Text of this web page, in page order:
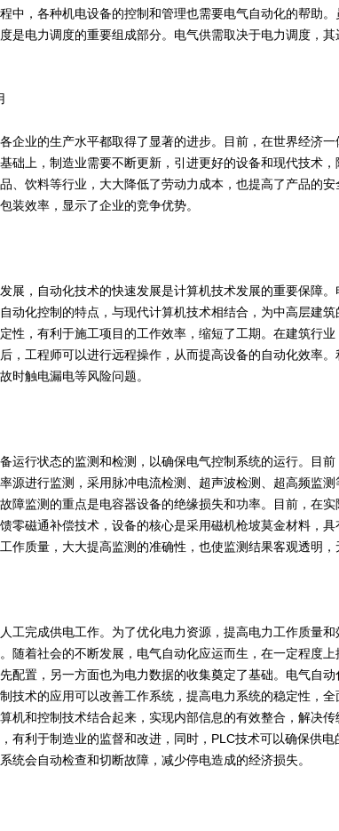
中，各种机电设备的控制和管理也需要电气自动化的帮助
是电力调度的重要组成部分。电气供需取决于电力调度，
企业的生产水平都取得了显著的进步。目前，在世界经济
础上，制造业需要不断更新，引进更好的设备和现代技术
、饮料等行业，大大降低了劳动力成本，也提高了产品的
装效率，显示了企业的竞争优势。
展，自动化技术的快速发展是计算机技术发展的重要保障
动化控制的特点，与现代计算机技术相结合，为中高层建
性，有利于施工项目的工作效率，缩短了工期。在建筑行
，工程师可以进行远程操作，从而提高设备的自动化效率
时触电漏电等风险问题。
运行状态的监测和检测，以确保电气控制系统的运行。目
源进行监测，采用脉冲电流检测、超声波检测、超高频监
障监测的重点是电容器设备的绝缘损失和功率。目前，在
零磁通补偿技术，设备的核心是采用磁机枪坡莫金材料，
作质量，大大提高监测的准确性，也使监测结果客观透明，
工完成供电工作。为了优化电力资源，提高电力工作质量
随着社会的不断发展，电气自动化应运而生，在一定程度
配置，另一方面也为电力数据的收集奠定了基础。电气自
技术的应用可以改善工作系统，提高电力系统的稳定性，
机和控制技术结合起来，实现内部信息的有效整合，解决
有利于制造业的监督和改进，同时，PLC技术可以确保供
统会自动检查和切断故障，减少停电造成的经济损失。